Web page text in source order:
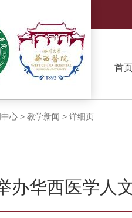
首
心 > 教学新闻 > 详细页
办华西医学人